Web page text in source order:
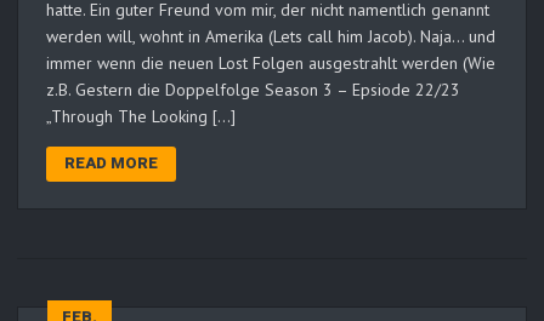
hatte. Ein guter Freund vom mir, der nicht namentlich genannt
werden will, wohnt in Amerika (Lets call him Jacob). Naja… und
immer wenn die neuen Lost Folgen ausgestrahlt werden (Wie
z.B. Gestern die Doppelfolge Season 3 – Epsiode 22/23
„Through The Looking […]
READ MORE
FEB.